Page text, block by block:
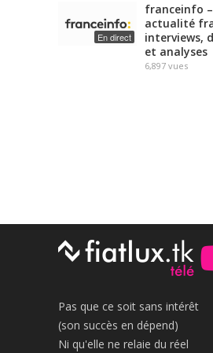
En direct
franceinfo –
actualité
interviews,
et analyses
6,897 vues
Pas que ce soit sans intérêt
(son succès en dépend)
Ni qu'elle ne relaie du réel